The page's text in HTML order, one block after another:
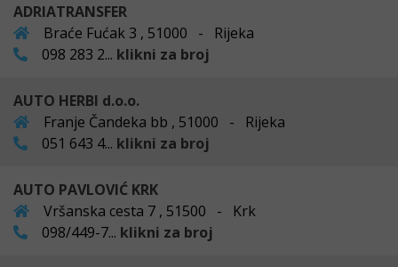
ADRIATRANSFER
Braće Fućak 3 , 51000 - Rijeka
098 283 2... klikni za broj
AUTO HERBI d.o.o.
Franje Čandeka bb , 51000 - Rijeka
051 643 4... klikni za broj
AUTO PAVLOVIĆ KRK
Vršanska cesta 7 , 51500 - Krk
098/449-7... klikni za broj